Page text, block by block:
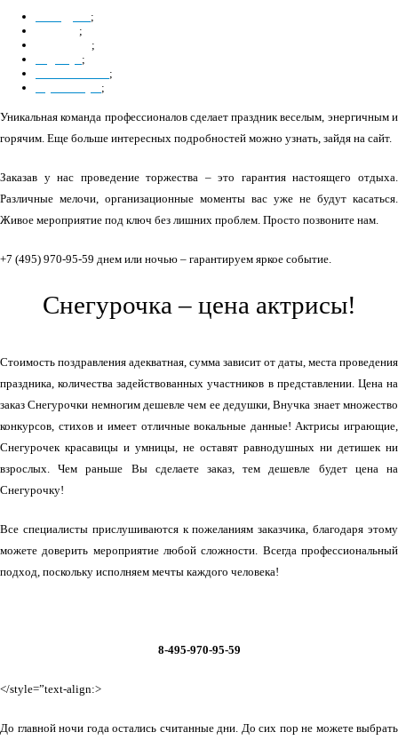
;
;
;
;
;
;
Уникальная команда профессионалов сделает праздник веселым, энергичным и
горячим. Еще больше интересных подробностей можно узнать, зайдя на сайт.
Заказав у нас проведение торжества – это гарантия настоящего отдыха.
Различные мелочи, организационные моменты вас уже не будут касаться.
Живое мероприятие под ключ без лишних проблем. Просто позвоните нам.
+7 (495) 970-95-59 днем или ночью – гарантируем яркое событие.
Снегурочка – цена актрисы!
Стоимость поздравления адекватная, сумма зависит от даты, места проведения
праздника, количества задействованных участников в представлении. Цена на
заказ Снегурочки немногим дешевле чем ее дедушки, Внучка знает множество
конкурсов, стихов и имеет отличные вокальные данные! Актрисы играющие,
Снегурочек красавицы и умницы, не оставят равнодушных ни детишек ни
взрослых. Чем раньше Вы сделаете заказ, тем дешевле будет цена на
Снегурочку!
Все специалисты прислушиваются к пожеланиям заказчика, благодаря этому
можете доверить мероприятие любой сложности. Всегда профессиональный
подход, поскольку исполняем мечты каждого человека!
8-495-970-95-59
</style=”text-align:>
До главной ночи года остались считанные дни. До сих пор не можете выбрать